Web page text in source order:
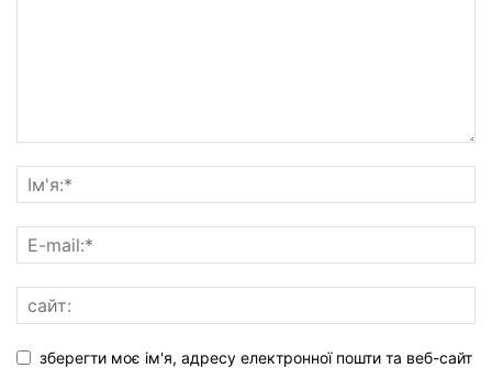
зберегти моє ім'я, адресу електронної пошти та веб-сайт